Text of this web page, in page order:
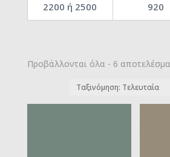
2200 ή 2500 920
Προβάλλονται όλα - 6